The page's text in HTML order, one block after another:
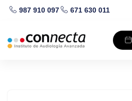
al
contenido
987 910 097 671 630 011